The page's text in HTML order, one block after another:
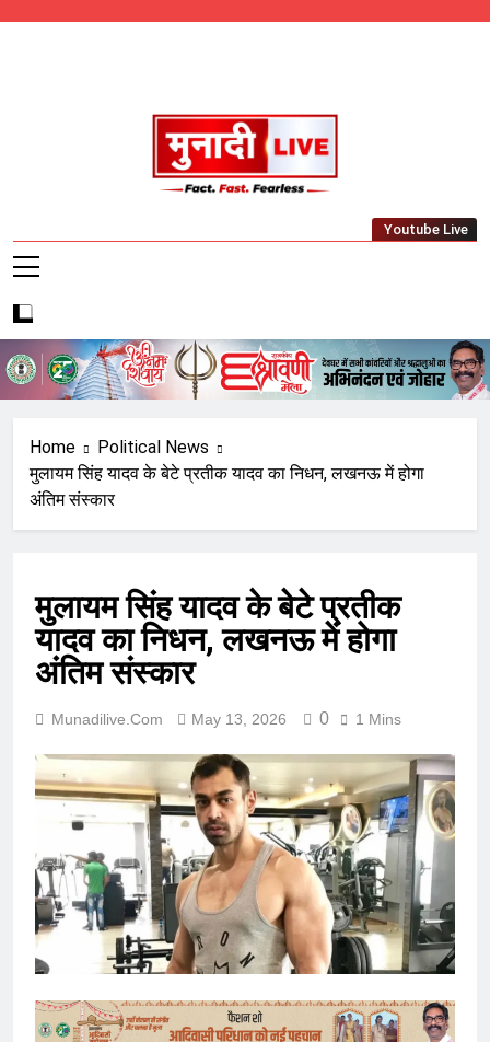
Munadi Live – Jharkhand's Leading Local
Youtube Live
Home
Political News
मुलायम सिंह यादव के बेटे प्रतीक यादव का निधन, लखनऊ में होगा
अंतिम संस्कार
मुलायम सिंह यादव के बेटे प्रतीक
यादव का निधन, लखनऊ में होगा
अंतिम संस्कार
Munadilive.com May 13, 2026 0 1 Mins